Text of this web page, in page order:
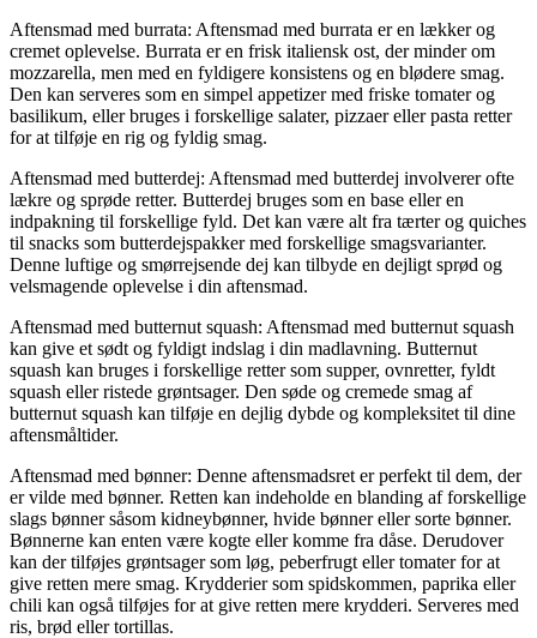
Aftensmad med burrata: Aftensmad med burrata er en lækker og
cremet oplevelse. Burrata er en frisk italiensk ost, der minder om
mozzarella, men med en fyldigere konsistens og en blødere smag.
Den kan serveres som en simpel appetizer med friske tomater og
basilikum, eller bruges i forskellige salater, pizzaer eller pasta retter
for at tilføje en rig og fyldig smag.
Aftensmad med butterdej: Aftensmad med butterdej involverer ofte
lækre og sprøde retter. Butterdej bruges som en base eller en
indpakning til forskellige fyld. Det kan være alt fra tærter og quiches
til snacks som butterdejspakker med forskellige smagsvarianter.
Denne luftige og smørrejsende dej kan tilbyde en dejligt sprød og
velsmagende oplevelse i din aftensmad.
Aftensmad med butternut squash: Aftensmad med butternut squash
kan give et sødt og fyldigt indslag i din madlavning. Butternut
squash kan bruges i forskellige retter som supper, ovnretter, fyldt
squash eller ristede grøntsager. Den søde og cremede smag af
butternut squash kan tilføje en dejlig dybde og kompleksitet til dine
aftensmåltider.
Aftensmad med bønner: Denne aftensmadsret er perfekt til dem, der
er vilde med bønner. Retten kan indeholde en blanding af forskellige
slags bønner såsom kidneybønner, hvide bønner eller sorte bønner.
Bønnerne kan enten være kogte eller komme fra dåse. Derudover
kan der tilføjes grøntsager som løg, peberfrugt eller tomater for at
give retten mere smag. Krydderier som spidskommen, paprika eller
chili kan også tilføjes for at give retten mere krydderi. Serveres med
ris, brød eller tortillas.